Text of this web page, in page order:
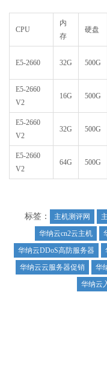
CPU
内
存
硬盘
E5-2660 32G 500G
E5-2660
V2
16G 500G
E5-2660
V2
32G 500G
E5-2660
V2
64G 500G
标签： 主机测评网
华纳云cn2云主机
华纳云DDoS高防服务器
华纳云云服务器促销
华
华纳云